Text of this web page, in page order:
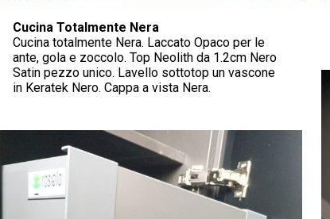
Cucina Totalmente Nera
Cucina totalmente Nera. Laccato Opaco per le
ante, gola e zoccolo. Top Neolith da 1.2cm Nero
Satin pezzo unico. Lavello sottotop un vascone
in Keratek Nero. Cappa a vista Nera.